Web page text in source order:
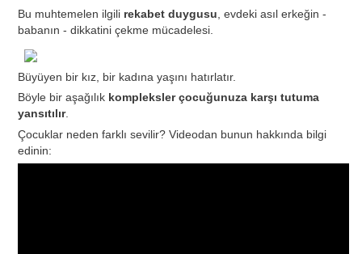
Bu muhtemelen ilgili rekabet duygusu , evdeki asıl erkeğin -
babanın - dikkatini çekme mücadelesi.
Büyüyen bir kız, bir kadına yaşını hatırlatır.
Böyle bir aşağılık kompleksler çocuğunuza karşı tutuma
yansıtılır.
Çocuklar neden farklı sevilir? Videodan bunun hakkında bilgi
edinin: